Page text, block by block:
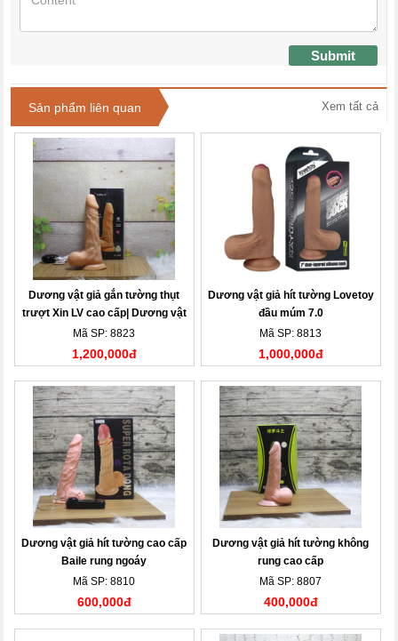
Submit
Sản phẩm liên quan Xem tất cả
Dương vật giả gắn tường thụt
trượt Xin LV cao cấp| Dương vật
giả
Mã SP: 8823
1,200,000đ
Dương vật giả hít tường Lovetoy
đầu múm 7.0
Mã SP: 8813
1,000,000đ
Dương vật giả hít tường cao cấp
Baile rung ngoáy
Mã SP: 8810
600,000đ
Dương vật giả hít tường không
rung cao cấp
Mã SP: 8807
400,000đ